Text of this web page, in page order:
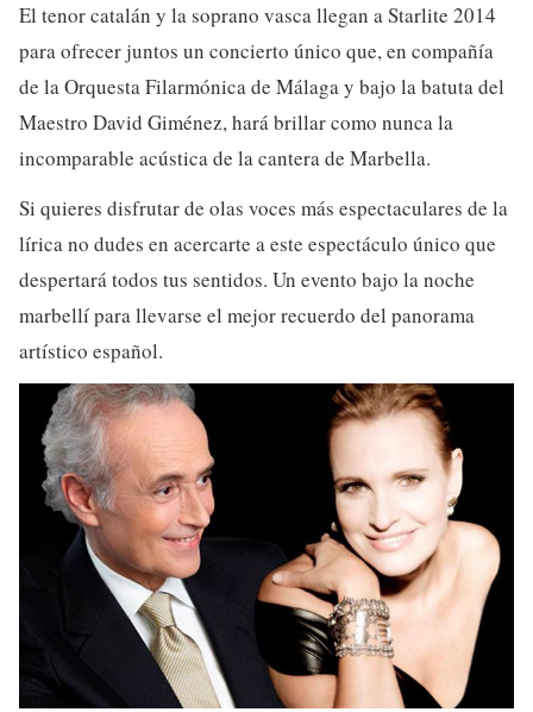
El tenor catalán y la soprano vasca llegan a Starlite 2014
para ofrecer juntos un concierto único que, en compañía
de la Orquesta Filarmónica de Málaga y bajo la batuta del
Maestro David Giménez, hará brillar como nunca la
incomparable acústica de la cantera de Marbella.
Si quieres disfrutar de olas voces más espectaculares de la
lírica no dudes en acercarte a este espectáculo único que
despertará todos tus sentidos. Un evento bajo la noche
marbellí para llevarse el mejor recuerdo del panorama
artístico español.